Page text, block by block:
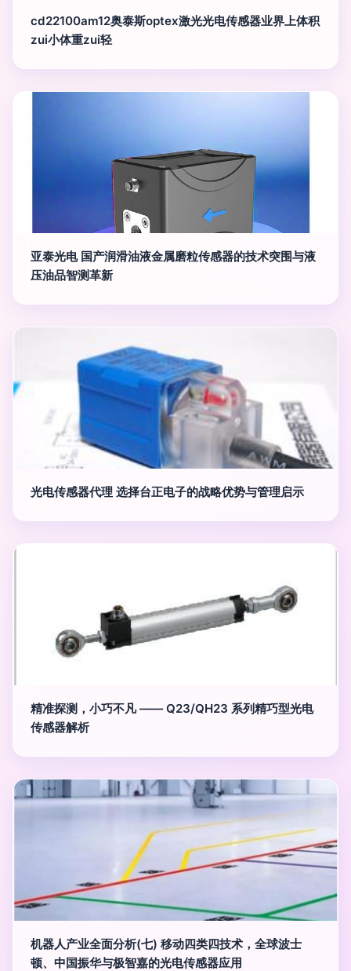
cd22100am12奥泰斯optex激光光电传感器业界上体积
zui小体重zui轻
亚泰光电 国产润滑油液金属磨粒传感器的技术突围与液
压油品智测革新
光电传感器代理 选择台正电子的战略优势与管理启示
精准探测，小巧不凡 —— Q23/QH23 系列精巧型光电
传感器解析
机器人产业全面分析(七) 移动四类四技术，全球波士
顿、中国振华与极智嘉的光电传感器应用